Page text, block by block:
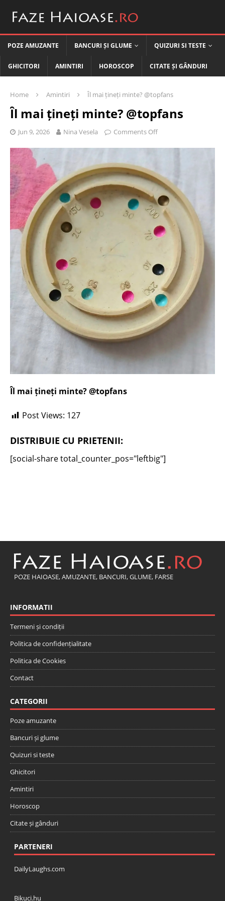
POZE AMUZANTE BANCURI ȘI GLUME QUIZURI SI TESTE
GHICITORI AMINTIRI HOROSCOP CITATE ȘI GÂNDURI
Home Amintiri Îl mai țineți minte? @topfans
Îl mai țineți minte? @topfans
Jun 9, 2026 Nina Vesela Comments Off
Îl mai țineți minte? @topfans
Post Views: 127
DISTRIBUIE CU PRIETENII:
[social-share total_counter_pos="leftbig"]
POZE HAIOASE, AMUZANTE, BANCURI, GLUME, FARSE
INFORMATII
Termeni și condiții
Politica de confidențialitate
Politica de Cookies
Contact
CATEGORII
Poze amuzante
Bancuri și glume
Quizuri si teste
Ghicitori
Amintiri
Horoscop
Citate și gânduri
PARTENERI
DailyLaughs.com
Bikuci.hu